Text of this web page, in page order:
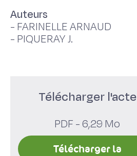
Auteurs
- FARINELLE ARNAUD
- PIQUERAY J.
Télécharger l'acte
PDF - 6,29 Mo
Télécharger la